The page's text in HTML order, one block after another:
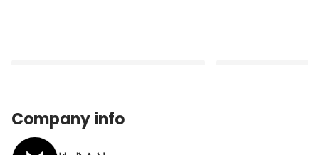
Company info